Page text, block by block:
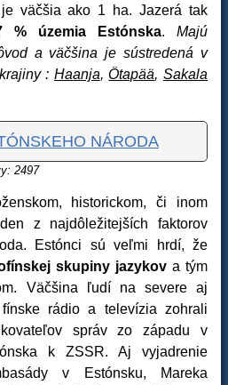
väčšia ako 1 ha. Jazerá tak
% územia Estónska. Majú
a väčšina je sústredená v
: Haanja,Ötapää,Sakala
NÁRODA
2497
historickom, či inom
z najdôležitejších faktorov
Estónci sú veľmi hrdí, že
skupiny jazykov a tým
Väčšina ľudí na severe aj
rádio a televízia zohrali
správ zo západu v
k ZSSR. Aj vyjadrenie
v Estónsku, Mareka